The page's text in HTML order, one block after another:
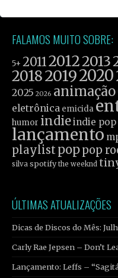
FALAMOS MUITO SOBRE:
5+ 201120122013
201820192020
2025 2026 animação
eletrônica emicida
humor indieindie pop
lançamento
playlist poppop
silva spotify the weeknd
ÚLTIMAS ATUALIZAÇÕES
Dicas de Discos do Mês:
Carly Rae Jepsen – Don’t
Lançamento: Leffs –